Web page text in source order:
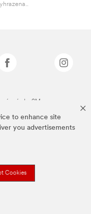
to enhance site
you advertisements
Cookies
známky 3M.